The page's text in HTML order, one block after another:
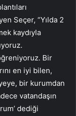
Seçer, “Yılda 2
kaydıyla
Bir
en iyi bilen,
bir kurumdan
vatandaşın
dediği